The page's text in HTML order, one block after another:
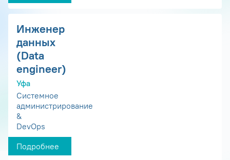
Инженер
данных
(Data
engineer)
Уфа
Системное
администрирование
&
DevOps
Подробнее